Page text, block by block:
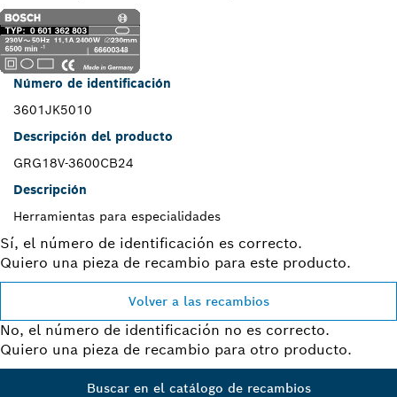
Número de identificación
3601JK5010
Descripción del producto
GRG18V-3600CB24
Descripción
Herramientas para especialidades
Sí, el número de identificación es correcto.
Quiero una pieza de recambio para este producto.
Volver a las recambios
No, el número de identificación no es correcto.
Quiero una pieza de recambio para otro producto.
Buscar en el catálogo de recambios